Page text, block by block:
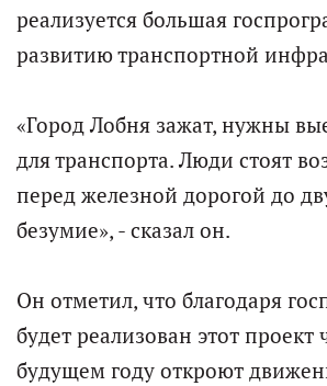
реализуется большая
развитию транспортной
«Город Лобня зажат, нужны
для транспорта. Люди стоят
перед железной дорогой до
безумие», - сказал он.
Он отметил, что благодаря
будет реализован этот проект
будущем году откроют